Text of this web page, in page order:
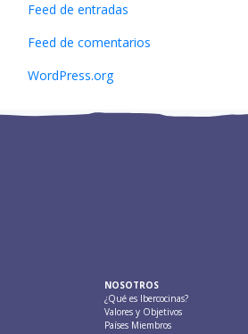
Feed de entradas
Feed de comentarios
WordPress.org
NOSOTROS
¿Qué es Ibercocinas?
Valores y Objetivos
Países Miembros